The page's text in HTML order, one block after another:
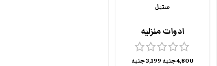
ستيل
ادوات منزليه
4,800جنيه3,199جنيه